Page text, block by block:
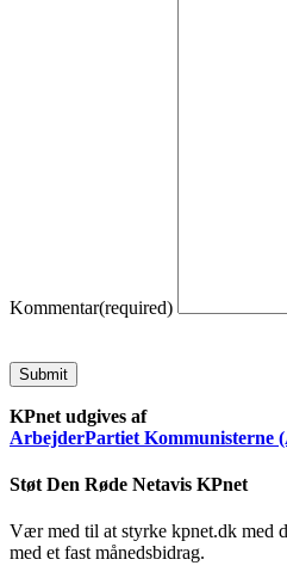
Kommentar(required)
Submit
KPnet udgives af
ArbejderPartiet Kommunisterne
Støt Den Røde Netavis KPnet
Vær med til at styrke kpnet.dk med
med et fast månedsbidrag.